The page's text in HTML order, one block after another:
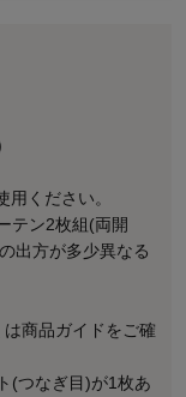
ください。
テン2枚組(両開
出方が多少異なる
商品ガイドをご確
(つなぎ目)が1枚あ